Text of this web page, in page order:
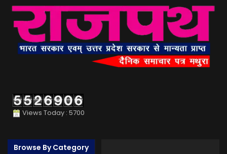
Views Today : 5700
Browse By Category